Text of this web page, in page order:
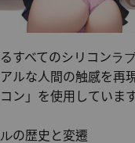
すべてのシリコンラ
ルな人間の触感を再
ン」を使用していま
の歴史と変遷